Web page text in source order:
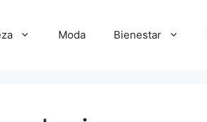
Moda Bienestar